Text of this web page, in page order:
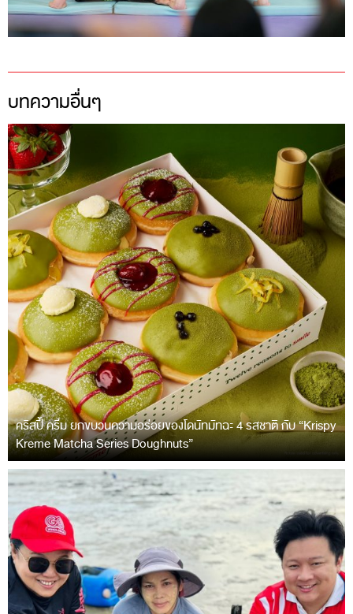
บทความอื่นๆ
คริสปี้ ครีม ยกขบวนความอร่อยของโดนัทมัทฉะ 4 รสชาติ กับ “Krispy
Kreme Matcha Series Doughnuts”